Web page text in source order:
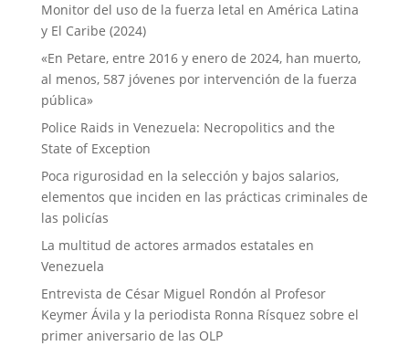
Monitor del uso de la fuerza letal en América Latina
y El Caribe (2024)
«En Petare, entre 2016 y enero de 2024, han muerto,
al menos, 587 jóvenes por intervención de la fuerza
pública»
Police Raids in Venezuela: Necropolitics and the
State of Exception
Poca rigurosidad en la selección y bajos salarios,
elementos que inciden en las prácticas criminales de
las policías
La multitud de actores armados estatales en
Venezuela
Entrevista de César Miguel Rondón al Profesor
Keymer Ávila y la periodista Ronna Rísquez sobre el
primer aniversario de las OLP